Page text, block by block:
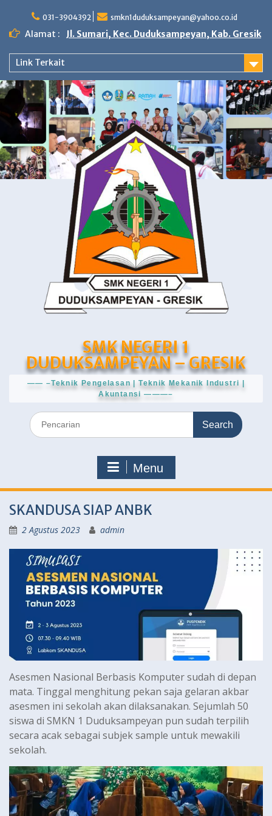
content
031-3904392 smkn1duduksampeyan@yahoo.co.id
Alamat : Jl. Sumari, Kec. Duduksampeyan, Kab. Gresik
Link Terkait
SMK NEGERI 1
DUDUKSAMPEYAN – GRESIK
—— –Teknik Pengelasan | Teknik Mekanik Industri |
Akuntansi ———–
Search
for:
Menu
SKANDUSA SIAP ANBK
2 Agustus 2023 admin
Asesmen Nasional Berbasis Komputer sudah di depan
mata. Tinggal menghitung pekan saja gelaran akbar
asesmen ini sekolah akan dilaksanakan. Sejumlah 50
siswa di SMKN 1 Duduksampeyan pun sudah terpilih
secara acak sebagai subjek sample untuk mewakili
sekolah.